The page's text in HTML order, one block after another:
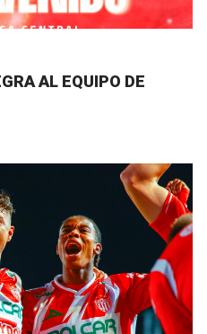
AL EQUIPO DE